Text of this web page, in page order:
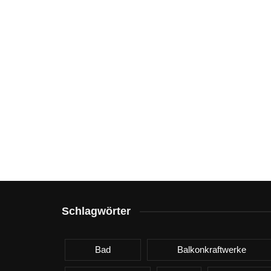
Schlagwörter
Bad Balkonkraftwerke